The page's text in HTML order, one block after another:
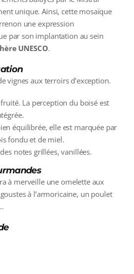
unique. Ainsi, cette mosaïque
une expression
par son implantation au sein
UNESCO.
vignes aux terroirs d’exception.
La perception du boisé est
équilibrée, elle est marquée par
fondu et de miel.
notes grillées, vanillées.
à merveille une omelette aux
à l’armoricaine, un poulet